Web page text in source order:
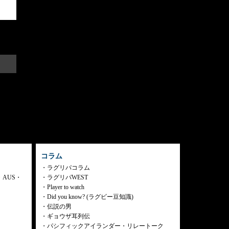
・
コラム
ラグリパコラム
ラグリパWEST
Player to watch
Did you know? (ラグビー豆知識)
伝説の男
ギョウザ耳列伝
パシフィックアイランダー・リレートーク